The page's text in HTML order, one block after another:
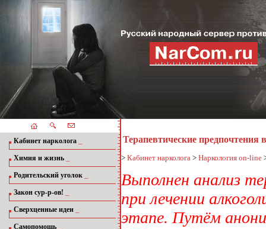
Кабинет нарколога
Химия и жизнь
Родительский уголок
Закон сур-р-ов!
Сверхценные идеи
Самопомощь
Терапевтические предпочтения
> Кабинет нарколога > Наркология on-line
Выполнен анализ
при лечении
этапе. Путём